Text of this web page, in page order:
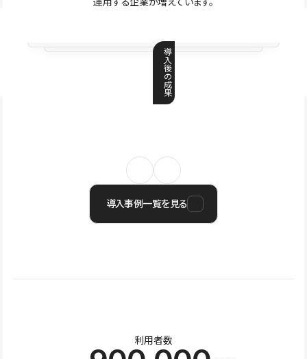
導
入
後
の
成
果
導入事例一覧を見る
利用者数